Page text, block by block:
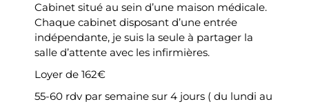
Cabinet situé au sein d’une maison médicale.
Chaque cabinet disposant d’une entrée
indépendante, je suis la seule à partager la
salle d’attente avec les infirmières.
Loyer de 162€
55-60 rdv par semaine sur 4 jours ( du lundi au